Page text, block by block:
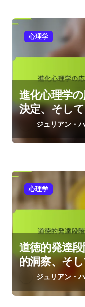
心理学
進化心理学
決定、そし
ジュリアン・
心理学
道徳的発達
的洞察、そ
ジュリアン・